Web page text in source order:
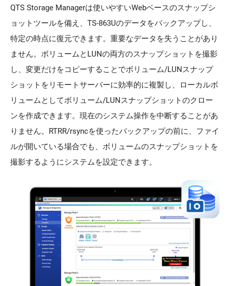
QTS Storage Managerは使いやすいWebベースのスナップシ
ョットツールを備え、TS-863Uのデータをバックアップし、
特定の時点に復元できます。重要なデータを失うことがあり
ません。ボリュームとLUNの両方のスナップショットを撮影
し、変更だけをコピーすることでボリューム/LUNスナップ
ショットをリモートサーバーに効率的に複製し、ローカルボ
リュームとしてボリューム/LUNスナップショットのクロー
ンを作成できます。現在のシステム操作を中断することがあ
りません。RTRR/rsyncを使ったバックアップの前に、ファイ
ルが開いている場合でも、ボリュームのスナップショットを
撮影するようにシステムを設定できます。